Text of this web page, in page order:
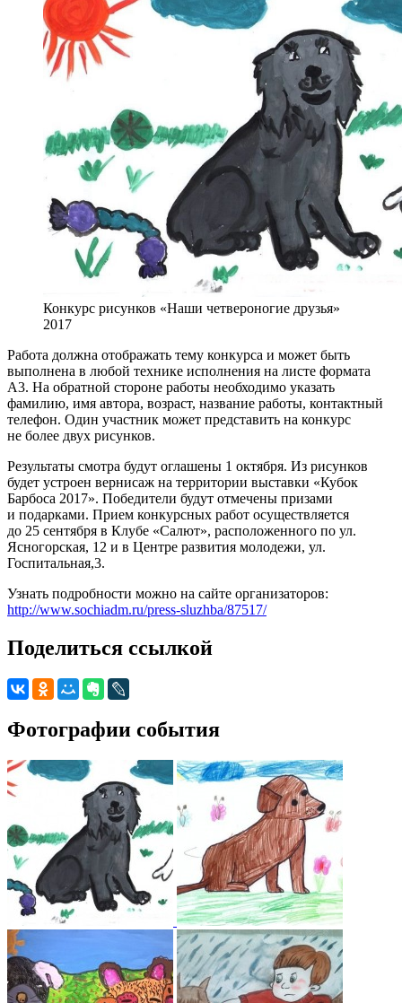
Конкурс рисунков «Наши четвероногие друзья»
2017
Работа должна отображать тему конкурса и может быть
выполнена в любой технике исполнения на листе формата
А3. На обратной стороне работы необходимо указать
фамилию, имя автора, возраст, название работы, контактный
телефон. Один участник может представить на конкурс
не более двух рисунков.
Результаты смотра будут оглашены 1 октября. Из рисунков
будет устроен вернисаж на территории выставки «Кубок
Барбоса 2017». Победители будут отмечены призами
и подарками. Прием конкурсных работ осуществляется
до 25 сентября в Клубе «Салют», расположенного по ул.
Ясногорская, 12 и в Центре развития молодежи, ул.
Госпитальная,3.
Узнать подробности можно на сайте организаторов:
http://www.sochiadm.ru/press-sluzhba/87517/
Поделиться ссылкой
Фотографии события